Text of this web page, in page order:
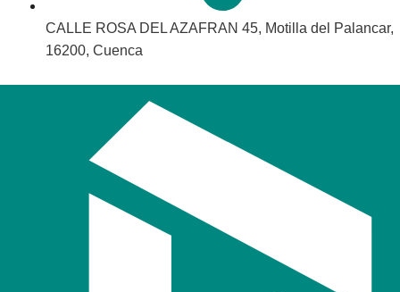
CALLE ROSA DEL AZAFRAN 45, Motilla del Palancar,
16200, Cuenca